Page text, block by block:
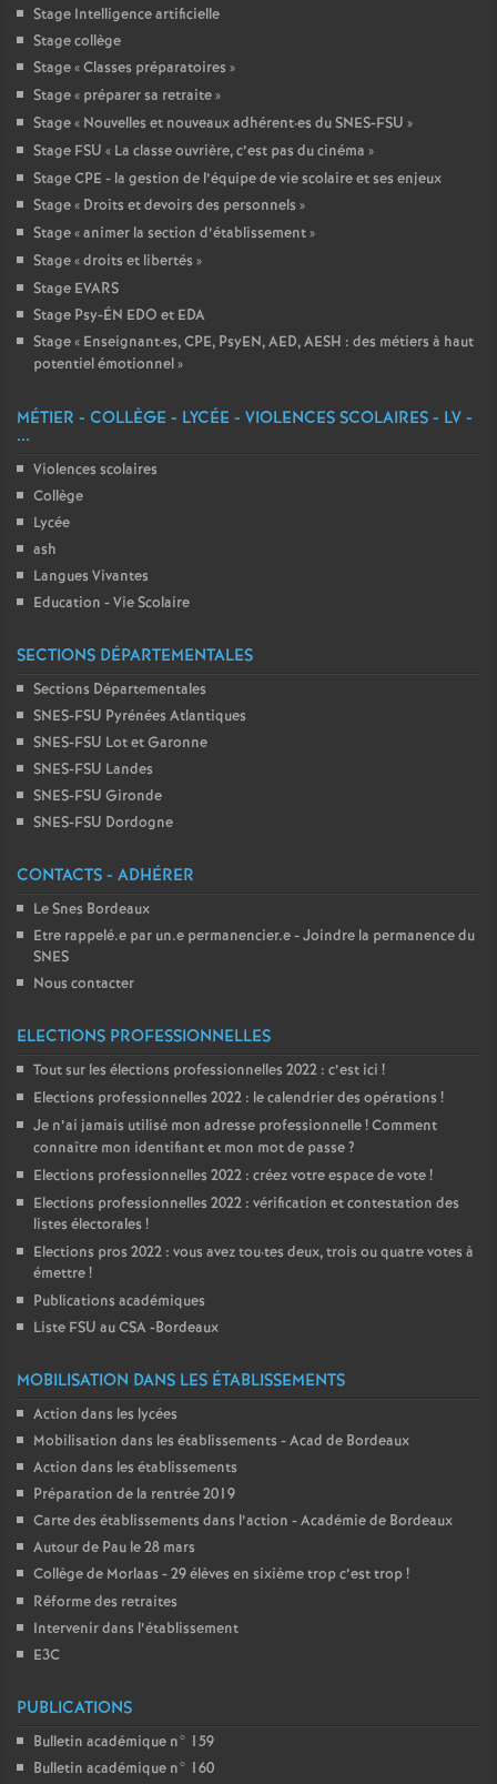
Stage Intelligence artificielle
Stage collège
Stage «Classes préparatoires »
Stage « préparer sa retraite»
Stage « Nouvelles et nouveaux adhérent·es du SNES-FSU »
Stage FSU « La classe ouvrière, c’est pas du cinéma »
Stage CPE - la gestion de l’équipe de vie scolaire et ses enjeux
Stage « Droits et devoirs des personnels »
Stage «animer la section d’établissement»
Stage «droits et libertés »
Stage EVARS
Stage Psy-ÉN EDO et EDA
Stage « Enseignant·es, CPE, PsyEN, AED, AESH : des métiers à haut
potentiel émotionnel»
MÉTIER - COLLÈGE - LYCÉE - VIOLENCES SCOLAIRES - LV -
...
Violences scolaires
Collège
Lycée
ash
Langues Vivantes
Education - Vie Scolaire
SECTIONS DÉPARTEMENTALES
Sections Départementales
SNES-FSU Pyrénées Atlantiques
SNES-FSU Lot et Garonne
SNES-FSU Landes
SNES-FSU Gironde
SNES-FSU Dordogne
CONTACTS - ADHÉRER
Le Snes Bordeaux
Etre rappelé.e par un.e permanencier.e - Joindre la permanence du
SNES
Nous contacter
ELECTIONS PROFESSIONNELLES
Tout sur les élections professionnelles 2022 : c’est ici !
Elections professionnelles 2022 : le calendrier des opérations !
Je n’ai jamais utilisé mon adresse professionnelle! Comment
connaître mon identifiant et mon mot de passe?
Elections professionnelles 2022 : créez votre espace de vote!
Elections professionnelles 2022 : vérification et contestation des
listes électorales !
Elections pros 2022 : vous avez tou·tes deux, trois ou quatre votes à
émettre!
Publications académiques
Liste FSU au CSA -Bordeaux
MOBILISATION DANS LES ÉTABLISSEMENTS
Action dans les lycées
Mobilisation dans les établissements - Acad de Bordeaux
Action dans les établissements
Préparation de la rentrée 2019
Carte des établissements dans l’action - Académie de Bordeaux
Autour de Pau le 28 mars
Collège de Morlaas - 29 élèves en sixième trop c’est trop!
Réforme des retraites
Intervenir dans l’établissement
E3C
PUBLICATIONS
Bulletin académique n° 159
Bulletin académique n° 160